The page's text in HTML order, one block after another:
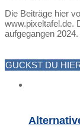
Die Beiträge hier
www.pixeltafel.de.
aufgegangen 2024.
GUCKST DU